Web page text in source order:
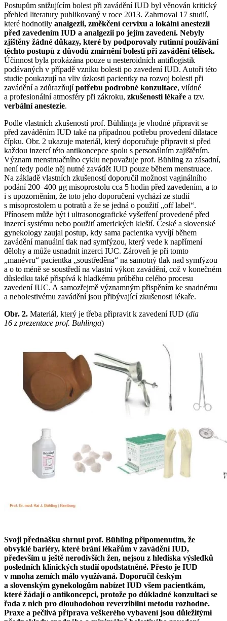
Postupům snižujícím bolest při zavádění IUD byl věnován kritický
přehled literatury publikovaný v roce 2013. Zahrnoval 17 studií,
které hodnotily analgezii, změkčení cervixu a lokální anestezii
před zavedením IUD a analgezii po jejím zavedení. Nebyly
zjištěny žádné důkazy, které by podporovaly rutinní používání
těchto postupů z důvodů zmírnění bolesti při zavádění tělísek.
Účinnost byla prokázána pouze u nesteroidních antiflogistik
podávaných v případě vzniku bolesti po zavedení IUD. Autoři této
studie poukazují na vliv úzkosti pacientky na rozvoj bolesti při
zavádění a zdůrazňujípotřebu podrobné konzultace, vlídné
a profesionální atmosféry při zákroku, zkušenosti lékaře a tzv.
verbální anestezie.
Podle vlastních zkušeností prof. Bühlinga je vhodné připravit se
před zaváděním IUD také na případnou potřebu provedení dilatace
čípku. Obr. 2 ukazuje materiál, který doporučuje připravit si před
každou inzercí této antikoncepce spolu s personálním zajištěním.
Význam menstruačního cyklu nepovažuje prof. Bühling za zásadní,
není tedy podle něj nutné zavádět IUD pouze během menstruace.
Na základě vlastních zkušeností doporučil možnost vaginálního
podání 200–400 μg misoprostolu cca 5 hodin před zavedením, a to
i s upozorněním, že toto jeho doporučení vychází ze studií
s misoprostolem u potratů a že se jedná o použití „off label“.
Přínosem může být i ultrasonografické vyšetření provedené před
inzercí systému nebo použití amerických kleští. České a slovenské
gynekology zaujal postup, kdy sama pacientka vyvíjí během
zavádění manuální tlak nad symfýzou, který vede k napřímení
dělohy a může usnadnit inzerci IUC. Zároveň je při tomto
„manévru“ pacientka „soustředěna“ na samotný tlak nad symfýzou
a o to méně se soustředí na vlastní výkon zavádění, což v konečném
důsledku také přispívá k hladkému průběhu celého procesu
zavedení IUC. A samozřejmě významným přispěním ke snadnému
a nebolestivému zavádění jsou přibývající zkušenosti lékaře.
Obr. 2. Materiál, který je třeba připravit k zavedení IUD (dia
16 z prezentace prof. Buhlinga)
Svoji přednášku shrnul prof. Bühling připomenutím, že
obvyklé bariéry, které brání lékařům v zavádění IUD,
především u ještě nerodivších žen, nejsou z hlediska výsledků
posledních klinických studií opodstatněné. Přesto je IUD
v mnoha zemích málo využívaná. Doporučil českým
a slovenským gynekologům nabízet IUD všem pacientkám,
které žádají o antikoncepci, protože po důkladné konzultaci se
řada z nich pro dlouhodobou reverzibilní metodu rozhodne.
Praxe a pečlivá příprava veškerého vybavení jsou důležitými